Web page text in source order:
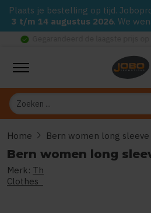
Plaats je bestelling op tijd.
3 t/m 14 augustus 2026. We
check_circle
Zoeken
Home chevron_right Bern women long
Bern women long
Merk: Th
Clothes